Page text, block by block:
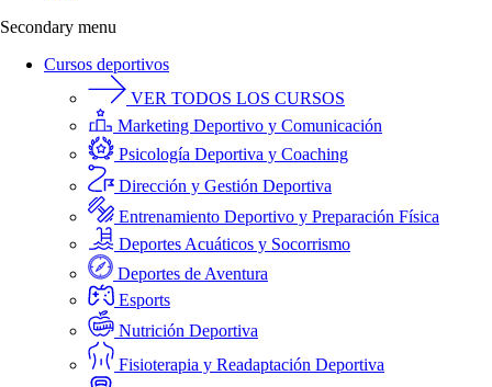
Secondary menu
Cursos deportivos
VER TODOS LOS CURSOS
Marketing Deportivo y Comunicación
Psicología Deportiva y Coaching
Dirección y Gestión Deportiva
Entrenamiento Deportivo y Preparación Física
Deportes Acuáticos y Socorrismo
Deportes de Aventura
Esports
Nutrición Deportiva
Fisioterapia y Readaptación Deportiva